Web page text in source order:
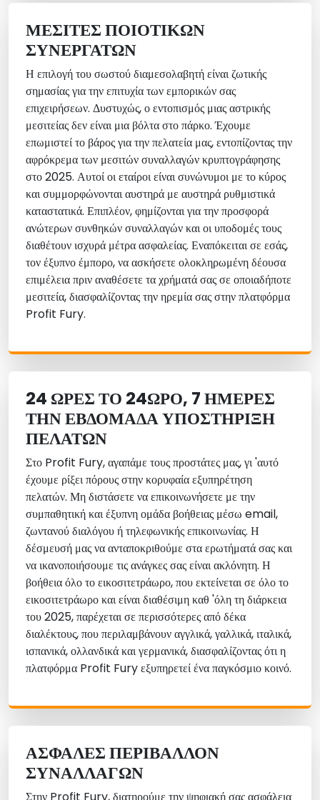
ΜΕΣΊΤΕΣ ΠΟΙΟΤΙΚΏΝ
ΣΥΝΕΡΓΑΤΏΝ
Η επιλογή του σωστού διαμεσολαβητή είναι ζωτικής
σημασίας για την επιτυχία των εμπορικών σας
επιχειρήσεων. Δυστυχώς, ο εντοπισμός μιας αστρικής
μεσιτείας δεν είναι μια βόλτα στο πάρκο. Έχουμε
επωμιστεί το βάρος για την πελατεία μας, εντοπίζοντας την
αφρόκρεμα των μεσιτών συναλλαγών κρυπτογράφησης
στο 2025. Αυτοί οι εταίροι είναι συνώνυμοι με το κύρος
και συμμορφώνονται αυστηρά με αυστηρά ρυθμιστικά
καταστατικά. Επιπλέον, φημίζονται για την προσφορά
ανώτερων συνθηκών συναλλαγών και οι υποδομές τους
διαθέτουν ισχυρά μέτρα ασφαλείας. Εναπόκειται σε εσάς,
τον έξυπνο έμπορο, να ασκήσετε ολοκληρωμένη δέουσα
επιμέλεια πριν αναθέσετε τα χρήματά σας σε οποιαδήποτε
μεσιτεία, διασφαλίζοντας την ηρεμία σας στην πλατφόρμα
Profit Fury.
24 ΏΡΕΣ ΤΟ 24ΩΡΟ, 7 ΗΜΈΡΕΣ
ΤΗΝ ΕΒΔΟΜΆΔΑ ΥΠΟΣΤΉΡΙΞΗ
ΠΕΛΑΤΏΝ
Στο Profit Fury, αγαπάμε τους προστάτες μας, γι 'αυτό
έχουμε ρίξει πόρους στην κορυφαία εξυπηρέτηση
πελατών. Μη διστάσετε να επικοινωνήσετε με την
συμπαθητική και έξυπνη ομάδα βοήθειας μέσω email,
ζωντανού διαλόγου ή τηλεφωνικής επικοινωνίας. Η
δέσμευσή μας να ανταποκριθούμε στα ερωτήματά σας και
να ικανοποιήσουμε τις ανάγκες σας είναι ακλόνητη. Η
βοήθεια όλο το εικοσιτετράωρο, που εκτείνεται σε όλο το
εικοσιτετράωρο και είναι διαθέσιμη καθ 'όλη τη διάρκεια
του 2025, παρέχεται σε περισσότερες από δέκα
διαλέκτους, που περιλαμβάνουν αγγλικά, γαλλικά, ιταλικά,
ισπανικά, ολλανδικά και γερμανικά, διασφαλίζοντας ότι η
πλατφόρμα Profit Fury εξυπηρετεί ένα παγκόσμιο κοινό.
ΑΣΦΑΛΈΣ ΠΕΡΙΒΆΛΛΟΝ
ΣΥΝΑΛΛΑΓΏΝ